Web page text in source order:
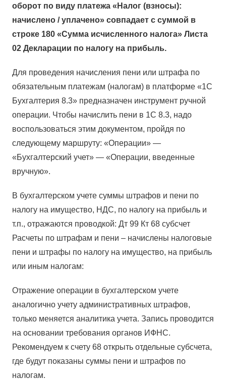
оборот по виду платежа «Налог (взносы):
начислено / уплачено» совпадает с суммой в
строке 180 «Сумма исчисленного налога» Листа
02 Декларации по налогу на прибыль.
Для проведения начисления пени или штрафа по
обязательным платежам (налогам) в платформе «1С
Бухгалтерия 8.3» предназначен инструмент ручной
операции. Чтобы начислить пени в 1С 8.3, надо
воспользоваться этим документом, пройдя по
следующему маршруту: «Операции» —
«Бухгалтерский учет» — «Операции, введенные
вручную».
В бухгалтерском учете суммы штрафов и пени по
налогу на имущество, НДС, по налогу на прибыль и
т.п., отражаются проводкой: Дт 99 Кт 68 субсчет
Расчеты по штрафам и пени – начислены налоговые
пени и штрафы по налогу на имущество, на прибыль
или иным налогам:
Отражение операции в бухгалтерском учете
аналогично учету административных штрафов,
только меняется аналитика учета. Запись проводится
на основании требования органов ИФНС.
Рекомендуем к счету 68 открыть отдельные субсчета,
где будут показаны суммы пени и штрафов по
налогам.